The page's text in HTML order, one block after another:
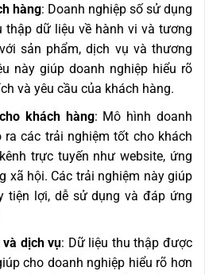
hàng: Doanh nghiệp số sử dụng
thập dữ liệu về hành vi và tương
sản phẩm, dịch vụ và thương
này giúp doanh nghiệp hiểu rõ
và yêu cầu của khách hàng.
khách hàng: Mô hình doanh
ra các trải nghiệm tốt cho khách
trực tuyến như website, ứng
xã hội. Các trải nghiệm này giúp
tiện lợi, dễ sử dụng và đáp ứng
dịch vụ: Dữ liệu thu thập được
cho doanh nghiệp hiểu rõ hơn